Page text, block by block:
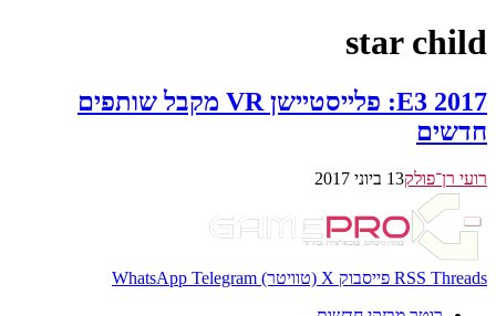
star child
E3 2017: פלייסטיישן VR מקבל שותפים
חדשים
רועי רן־פולק13 ביוני 2017
RSS Threads פייסבוק X (טוויטר) WhatsApp Telegram